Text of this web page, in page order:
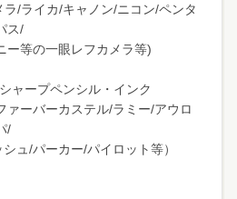
/ライカ/キャノン/ニコン/ペンタ
ス/
ー等の一眼レフカメラ等)
ャープペンシル・インク
ァーバーカステル/ラミー/アウロ
/
ュ/パーカー/パイロット等）